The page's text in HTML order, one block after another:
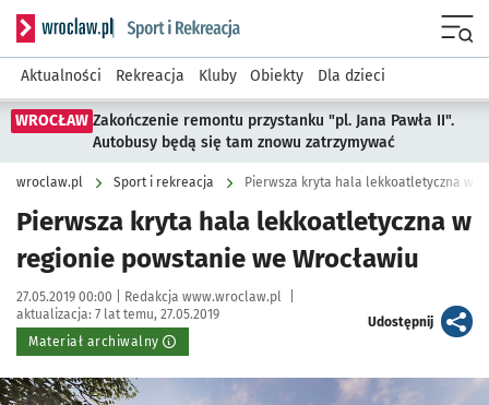
Serwis informacyjny wroclaw.pl podserwis: Sport i rekreacja
Aktualności Rekreacja Kluby Obiekty Dla dzieci
WROCŁAW Zakończenie remontu przystanku "pl. Jana Pawła II".
Autobusy będą się tam znowu zatrzymywać
wroclaw.pl Sport i rekreacja Pierwsza kryta hala lekkoatletyczna w
Pierwsza kryta hala lekkoatletyczna w
regionie powstanie we Wrocławiu
Data publikacji:
27.05.2019 00:00 | Autor:
Redakcja www.wroclaw.pl
aktualizacja: 7 lat temu, 27.05.2019
Materiał archiwalny
Udostępnijartykuł
Kliknij, aby powiększyć